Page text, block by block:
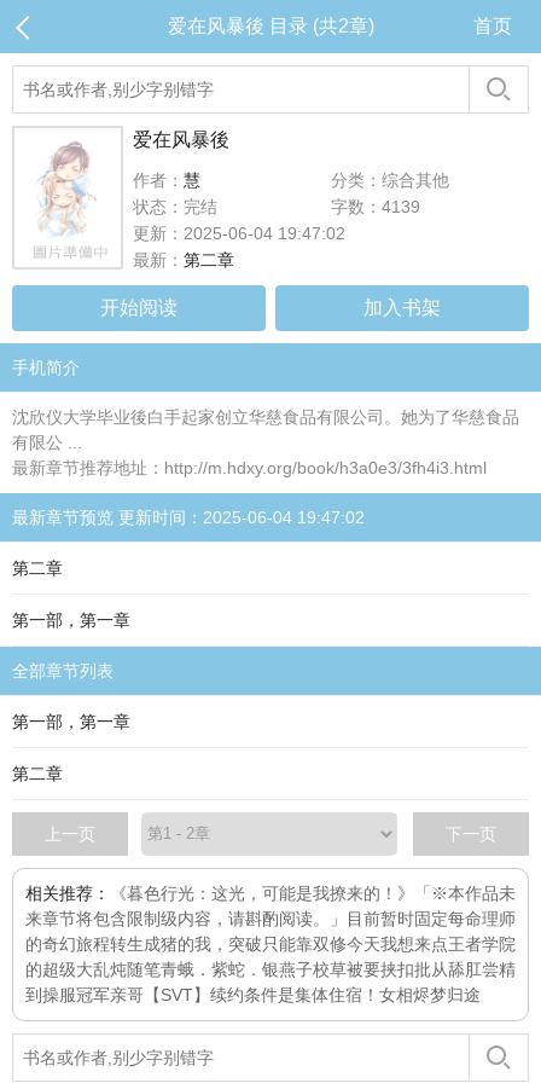
爱在风暴後 目录 (共2章) 首页
爱在风暴後
作者： 慧
分类：综合其他
状态：完结
字数：4139
更新：2025-06-04 19:47:02
最新： 第二章
开始阅读 加入书架
手机简介
沈欣仪大学毕业後白手起家创立华慈食品有限公司。她为了华慈食品
有限公 ...
最新章节推荐地址：http://m.hdxy.org/book/h3a0e3/3fh4i3.html
最新章节预览 更新时间：2025-06-04 19:47:02
第二章
第一部，第一章
全部章节列表
第一部，第一章
第二章
上一页 下一页
相关推荐：
《暮色行光：这光，可能是我撩来的！》「※本作品未
来章节将包含限制级内容，请斟酌阅读。」目前暂时固定每命理师
的奇幻旅程转生成猪的我，突破只能靠双修今天我想来点王者学院
的超级大乱炖随笔青蛾．紫蛇．银燕子校草被要挟扣批从舔肛尝精
到操服冠军亲哥 【SVT】续约条件是集体住宿！ 女相烬梦归途